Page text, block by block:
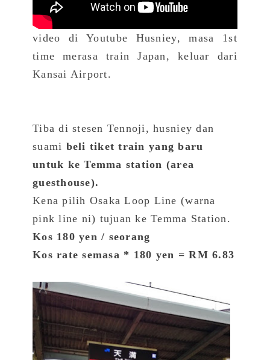
video di Youtube Husniey, masa 1st
time merasa train Japan, keluar dari
Kansai Airport.
Tiba di stesen Tennoji, husniey dan
suami beli tiket train yang baru
untuk ke Temma station (area
guesthouse).
Kena pilih Osaka Loop Line (warna
pink line ni) tujuan ke Temma Station.
Kos 180 yen / seorang
Kos rate semasa * 180 yen = RM 6.83